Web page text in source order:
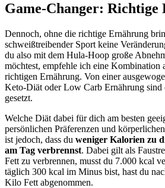
Game-Changer: Richtige
Dennoch, ohne die richtige Ernährung
schweißtreibender Sport keine
du also mit dem Hula-Hoop große
möchtest, empfehle ich eine Kombination
richtigen Ernährung. Von einer
Keto-Diät oder Low Carb Ernährung sind
gesetzt.
Welche Diät dabei für dich am besten
persönlichen Präferenzen und
ist jedoch, dass du weniger Kalorien zu
am Tag verbrennst. Dabei gilt als
Fett zu verbrennen, musst du 7.000 kcal
täglich 300 kcal im Minus bist, hast du
Kilo Fett abgenommen.